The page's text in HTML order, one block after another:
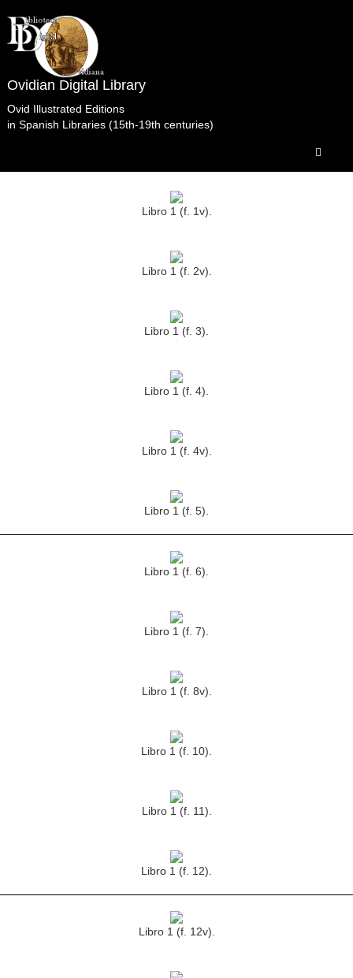
Ovidian Digital Library
Ovid Illustrated Editions
in Spanish Libraries (15th-19th centuries)
Libro 1 (f. 1v).
Libro 1 (f. 2v).
Libro 1 (f. 3).
Libro 1 (f. 4).
Libro 1 (f. 4v).
Libro 1 (f. 5).
Libro 1 (f. 6).
Libro 1 (f. 7).
Libro 1 (f. 8v).
Libro 1 (f. 10).
Libro 1 (f. 11).
Libro 1 (f. 12).
Libro 1 (f. 12v).